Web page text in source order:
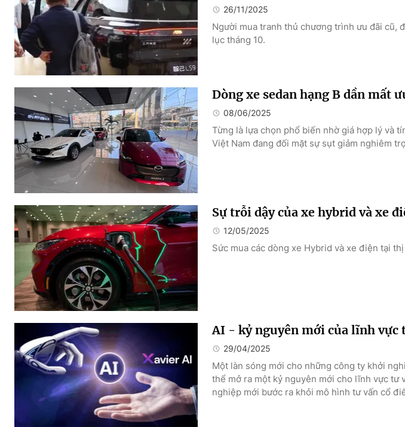
26/11/2025
Người mua tranh thủ chương trình ưu đãi cũ,
lục tháng 10.
Dòng xe sedan hạng B dần mất
08/06/2025
Từng là lựa chọn phổ biến nhờ giá hợp lý và
Việt Nam đang đối mặt sự sụt giảm nghiêm
Sự trỗi dậy của xe hybrid và xe
12/05/2025
Sức mua các dòng xe Hybrid và xe điện tại
AI - kỷ nguyên mới của lĩnh vực
29/04/2025
Một làn sóng mới cho những công ty khởi
thể mở ra một kỷ nguyên mới cho lĩnh vực tư
nghiệp mới bước ra khỏi mô hình tư vấn cổ